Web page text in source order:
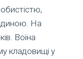
На
Воїна
кладовищі у